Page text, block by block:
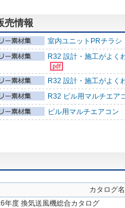
売情報
室内ユニットPRチラシ
R32 設計・施工がよく
R32 設計・施工がよく
R32 ビル用マルチエア
ビル用マルチエアコン
カタログ名
年度 換気送風機総合カタログ